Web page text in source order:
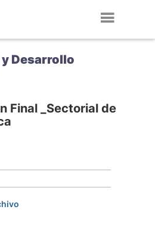
Desarrollo
Final _Sectorial de